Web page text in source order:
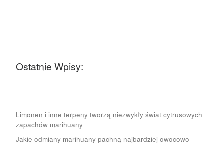
Ostatnie Wpisy:
Limonen i inne terpeny tworzą niezwykły świat cytrusowych
zapachów marihuany
Jakie odmiany marihuany pachną najbardziej owocowo